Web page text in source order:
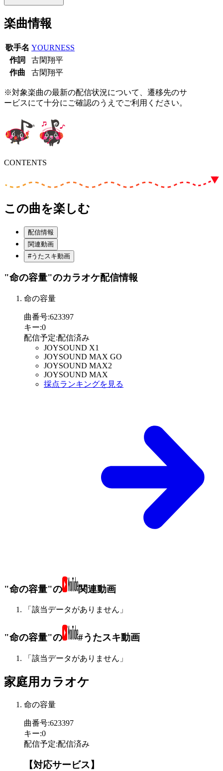
楽曲情報
歌手名 YOURNESS
作詞
古閑翔平
作曲
古閑翔平
※対象楽曲の最新の配信状況について、遷移先のサ
ービスにて十分にご確認のうえでご利用ください。
CONTENTS
この曲を楽しむ
配信情報
関連動画
#うたスキ動画
"命の容量"のカラオケ配信情報
命の容量
曲番号:623397
キー:0
配信予定:配信済み
JOYSOUND X1
JOYSOUND MAX GO
JOYSOUND MAX2
JOYSOUND MAX
採点ランキングを見る
"命の容量"の 関連動画
「該当データがありません」
"命の容量"の #うたスキ動画
「該当データがありません」
家庭用カラオケ
命の容量
曲番号:623397
キー:0
配信予定:配信済み
【対応サービス】